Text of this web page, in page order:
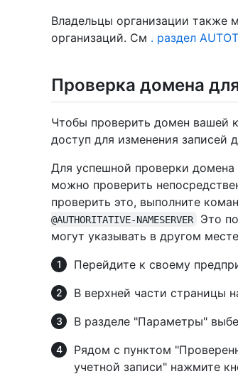
Владельцы организации также
организаций. См . раздел
Проверка домена
Чтобы проверить домен вашей
доступ для изменения
Для успешной проверки домена
можно проверить
проверить это, выполните
@AUTHORITATIVE-NAMESERVER
Это
могут указывать в другом
Перейдите к своему
В верхней части страницы
В разделе "Параметры"
Рядом с пунктом
учетной записи" нажмите